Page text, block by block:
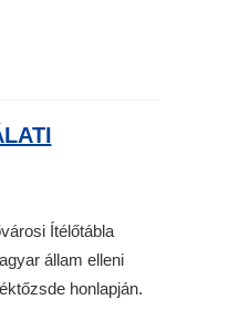
Ítélőtábla
állam elleni
honlapján.